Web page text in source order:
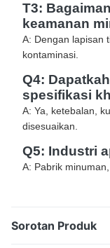
T3:
keamanan
A: Dengan lapisan
kontaminasi.
Q4:
spesifikasi
A: Ya, ketebalan,
disesuaikan.
Q5: Industri
A: Pabrik
Sorotan Produk